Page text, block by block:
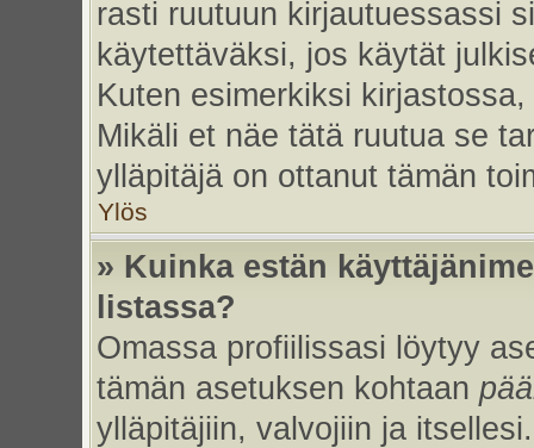
rasti ruutuun kirjautuessassi
käytettäväksi, jos käytät
Kuten esimerkiksi
Mikäli et näe tätä ruutua se
ylläpitäjä on ottanut tämän
Ylös
» Kuinka estän
listassa?
Omassa profiilissasi löytyy
tämän asetuksen kohtaan
ylläpitäjiin, valvojiin ja